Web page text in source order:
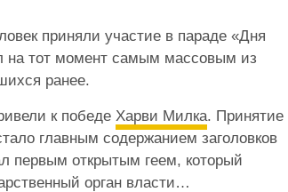
приняли участие в параде «Дня
на тот момент самым массовым из
ранее.
к победе Харви Милка. Принятие
главным содержанием заголовков
первым открытым геем, который
орган власти…